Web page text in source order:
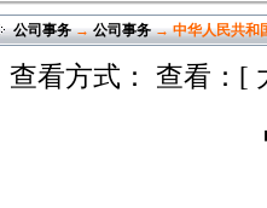
公司事务→公司事务→ 中华人民共和
查看方式： 查看：[